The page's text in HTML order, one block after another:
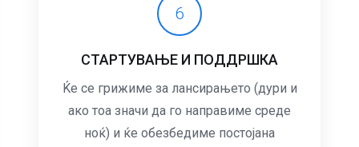
6
СТАРТУВАЊЕ И ПОДДРШКА
Ќе се грижиме за лансирањето (дури и
ако тоа значи да го направиме среде
ноќ) и ќе обезбедиме постојана